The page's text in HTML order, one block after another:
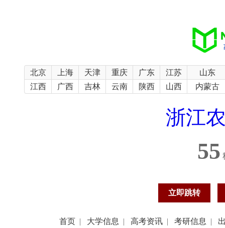
北京 上海 天津 重庆 广东 江苏
山东
江西
广西 吉林 云南 陕西 山西 内蒙古
浙江
54
立即跳转
首页 | 大学信息 | 高考资讯 | 考研信息 |